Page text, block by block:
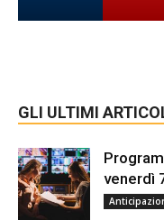
GLI ULTIMI
venerdì